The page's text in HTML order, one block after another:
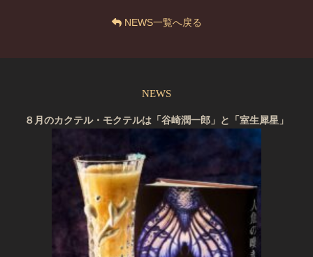
NEWS一覧へ戻る
NEWS
８月のカクテル・モクテルは「谷崎潤一郎」と「室生犀星」